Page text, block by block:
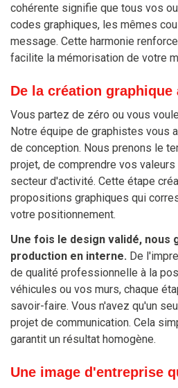
cohérente signifie que tous vos
codes graphiques, les mêmes
message. Cette harmonie
facilite la mémorisation de votre
De la création
Vous partez de zéro ou vous
Notre équipe de graphistes vous
de conception. Nous prenons le
projet, de comprendre vos
secteur d'activité. Cette étape
propositions graphiques qui
votre positionnement.
Une fois le design validé, nous
production en interne. De
de qualité professionnelle à la
véhicules ou vos murs, chaque
savoir-faire. Vous n'avez qu'un
projet de communication. Cela
garantit un résultat homogène.
Une image d'entreprise